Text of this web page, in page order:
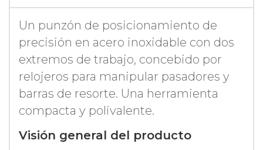
Un punzón de posicionamiento de
precisión en acero inoxidable con dos
extremos de trabajo, concebido por
relojeros para manipular pasadores y
barras de resorte. Una herramienta
compacta y polivalente.
Visión general del producto